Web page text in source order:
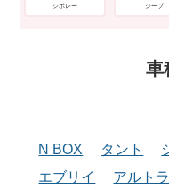
シボレー ジープ
車
N BOX タント
エブリイ
アルト